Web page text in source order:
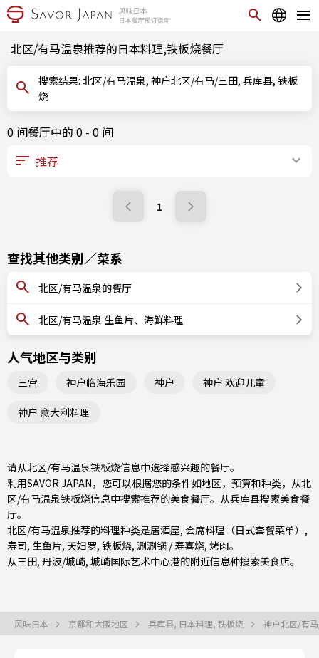
北区/有马温泉推荐的日本料理,铁板烧餐厅
搜索结果: 北区/有马温泉, 神户北区/有马/三田, 兵库县, 铁板
烧
0 间餐厅中的 0 - 0 间
1
查找其他类别／菜系
北区/有马温泉的餐厅
北区/有马温泉 生鱼片、海鲜料理
人气地区与类别
三宫 神户临海乐园 神户 神户 欢迎儿童
神户 意大利料理
请从北区/有马温泉铁板烧信息中选择感兴趣的餐厅。
利用SAVOR JAPAN，您可以根据您的条件如地区，预算和种类，从北
区/有马温泉铁板烧信息中搜索推荐的美食餐厅。从兵库县搜索美食餐
厅。
北区/有马温泉推荐的料理种类是居酒屋, 会席料理（日式套餐菜单） ,
寿司, 生鱼片, 天妇罗, 铁板烧, 涮涮锅 / 寿喜烧, 烤肉。
从三田, 丹波/城崎, 城崎国际艺术中心港的附近信息种搜索美食店。
风味日本 京都和大阪地区 兵库县, 日本料理, 铁板烧 神户北区/有